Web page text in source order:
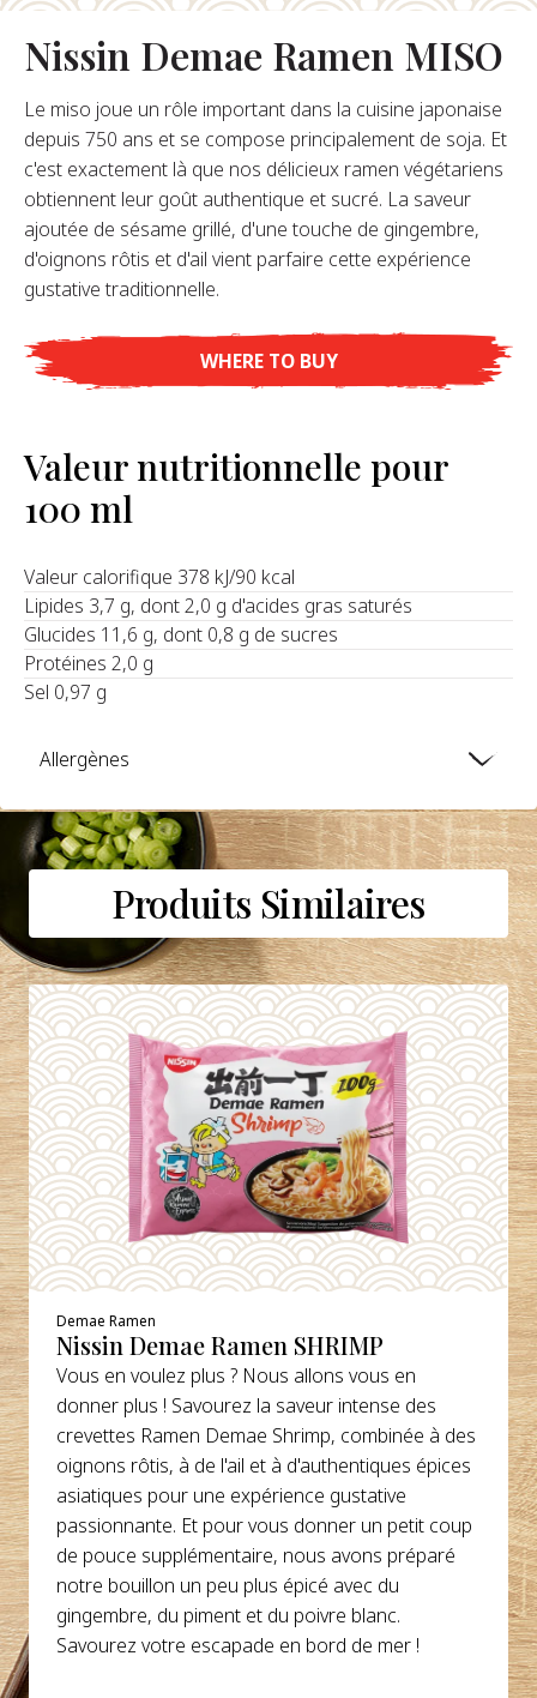
De Nous
Fondateur
Histoire
De L’entreprise
FAQ
Nissin Demae Ramen MISO
Le miso joue un rôle important dans la cuisine japonaise
depuis 750 ans et se compose principalement de soja. Et
c'est exactement là que nos délicieux ramen végétariens
obtiennent leur goût authentique et sucré. La saveur
ajoutée de sésame grillé, d'une touche de gingembre,
d'oignons rôtis et d'ail vient parfaire cette expérience
gustative traditionnelle.
WHERE TO BUY
Valeur nutritionnelle pour
100 ml
Valeur calorifique 378 kJ/90 kcal
Lipides 3,7 g, dont 2,0 g d'acides gras saturés
Glucides 11,6 g, dont 0,8 g de sucres
Protéines 2,0 g
Sel 0,97 g
Allergènes
Produits Similaires
Demae Ramen
Nissin Demae Ramen SHRIMP
Vous en voulez plus ? Nous allons vous en
donner plus ! Savourez la saveur intense des
crevettes Ramen Demae Shrimp, combinée à des
oignons rôtis, à de l'ail et à d'authentiques épices
asiatiques pour une expérience gustative
passionnante. Et pour vous donner un petit coup
de pouce supplémentaire, nous avons préparé
notre bouillon un peu plus épicé avec du
gingembre, du piment et du poivre blanc.
Savourez votre escapade en bord de mer !